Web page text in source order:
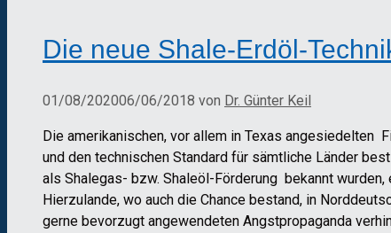
Die neue Shale-Erdöl-
01/08/202006/06/2018 von Dr. Günter Keil
Die amerikanischen, vor allem in Texas angesiedelten
und den technischen Standard für sämtliche Länder
als Shalegas- bzw. Shaleöl-Förderung bekannt
Hierzulande, wo auch die Chance bestand, in
gerne bevorzugt angewendeten Angstpropaganda